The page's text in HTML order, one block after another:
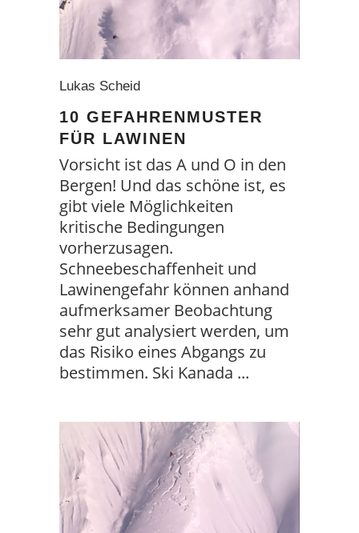
Lukas Scheid
10 GEFAHRENMUSTER
FÜR LAWINEN
Vorsicht ist das A und O in den
Bergen! Und das schöne ist, es
gibt viele Möglichkeiten
kritische Bedingungen
vorherzusagen.
Schneebeschaffenheit und
Lawinengefahr können anhand
aufmerksamer Beobachtung
sehr gut analysiert werden, um
das Risiko eines Abgangs zu
bestimmen. Ski Kanada